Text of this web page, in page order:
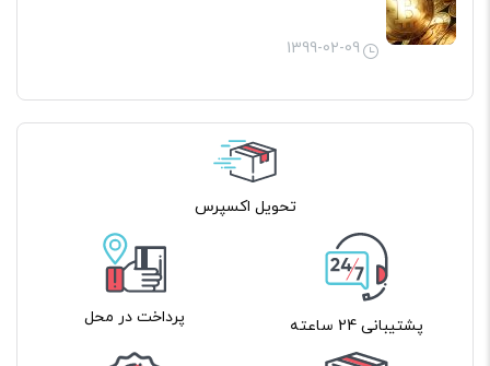
1399-02-09
تحویل اکسپرس
پشتیبانی 24 ساعته پرداخت در محل